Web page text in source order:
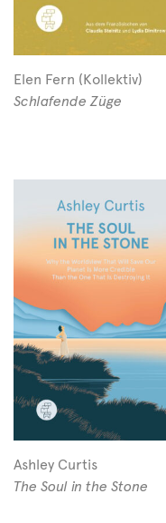
Elen Fern (Kollektiv)
Schlafende Züge
Ashley Curtis
The Soul in the Stone